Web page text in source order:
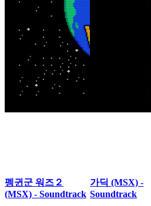
펭귄군 워즈２
(MSX) - Soundtrack
가딕 (MSX) -
Soundtrack